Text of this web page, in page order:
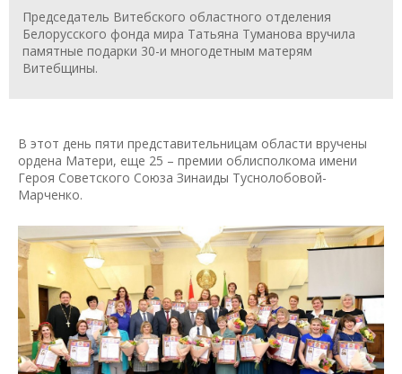
Председатель Витебского областного отделения
Белорусского фонда мира Татьяна Туманова вручила
памятные подарки 30-и многодетным матерям
Витебщины.
В этот день пяти представительницам области вручены
ордена Матери, еще 25 – премии облисполкома имени
Героя Советского Союза Зинаиды Туснолобовой-
Марченко.